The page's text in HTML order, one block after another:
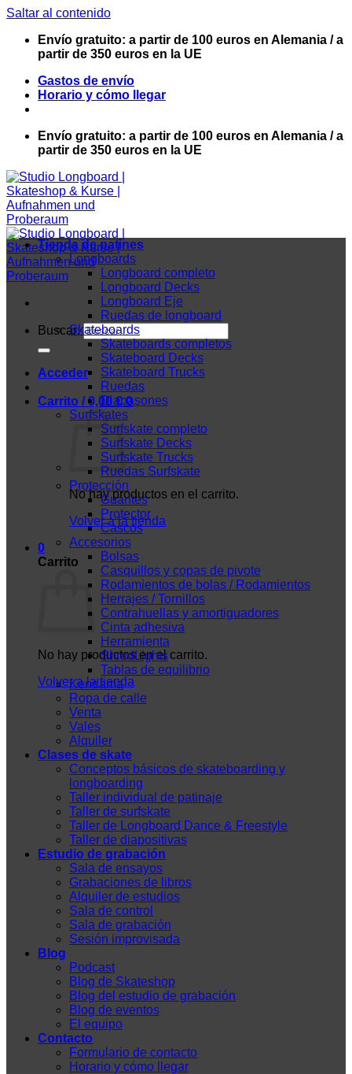
Saltar al contenido
Envío gratuito: a partir de 100 euros en Alemania / a
partir de 350 euros en la UE
Gastos de envío
Horario y cómo llegar
Envío gratuito: a partir de 100 euros en Alemania / a
partir de 350 euros en la UE
Buscar:
Acceder
Carrito /0,00€ 0
No hay productos en el carrito.
Volver a la tienda
0
Carrito
No hay productos en el carrito.
Volver a la tienda
Tienda de patines
Longboards
Longboard completo
Longboard Decks
Longboard Eje
Ruedas de longboard
Skateboards
Skateboards completos
Skateboard Decks
Skateboard Trucks
Ruedas
Diapasones
Surfskates
Surfskate completo
Surfskate Decks
Surfskate Trucks
Ruedas Surfskate
Protección
Guantes
Protector
Cascos
Accesorios
Bolsas
Casquillos y copas de pivote
Rodamientos de bolas / Rodamientos
Herrajes / Tornillos
Contrahuellas y amortiguadores
Cinta adhesiva
Herramienta
ShredLights
Tablas de equilibrio
Kendama
Ropa de calle
Venta
Vales
Alquiler
Clases de skate
Conceptos básicos de skateboarding y
longboarding
Taller individual de patinaje
Taller de surfskate
Taller de Longboard Dance & Freestyle
Taller de diapositivas
Estudio de grabación
Sala de ensayos
Grabaciones de libros
Alquiler de estudios
Sala de control
Sala de grabación
Sesión improvisada
Blog
Podcast
Blog de Skateshop
Blog del estudio de grabación
Blog de eventos
El equipo
Contacto
Formulario de contacto
Horario y cómo llegar